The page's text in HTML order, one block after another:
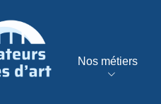
Nos métiers